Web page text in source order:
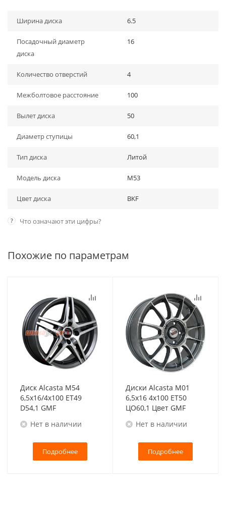
Ширина диска 6.5
Посадочный диаметр
диска
16
Количество отверстий 4
Межболтовое расстояние 100
Вылет диска 50
Диаметр ступицы 60,1
Тип диска Литой
Модель диска M53
Цвет диска BKF
? Что означают эти цифры?
Похожие по параметрам
Диск Alcasta M54
6,5x16/4x100 ET49
D54,1 GMF
Нет в наличии
Подробнее
Диски Alcasta M01
6,5x16 4x100 ET50
ЦО60,1 Цвет GMF
Нет в наличии
Подробнее